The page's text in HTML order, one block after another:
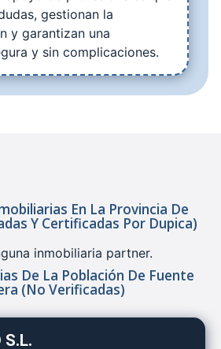
gestionan la
y garantizan una
y sin complicaciones.
En La Provincia De
Y Certificadas Por Dupica)
inmobiliaria partner.
De La Población De Fuente
(no Verificadas)
S.L.